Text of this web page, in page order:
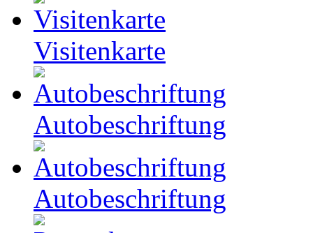
Visitenkarte
Autobeschriftung
Autobeschriftung